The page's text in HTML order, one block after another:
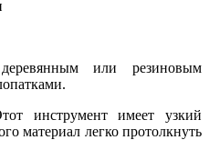
или резиновым
инструмент имеет узкий
материал легко протолкнуть